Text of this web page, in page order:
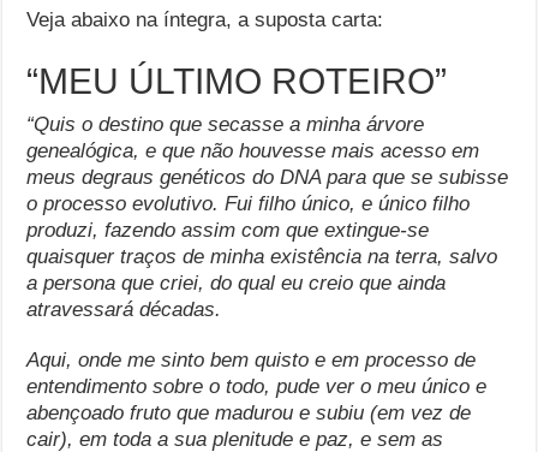
Veja abaixo na íntegra, a suposta carta:
“MEU ÚLTIMO ROTEIRO”
“Quis o destino que secasse a minha árvore
genealógica, e que não houvesse mais acesso em
meus degraus genéticos do DNA para que se subisse
o processo evolutivo. Fui filho único, e único filho
produzi, fazendo assim com que extingue-se
quaisquer traços de minha existência na terra, salvo
a persona que criei, do qual eu creio que ainda
atravessará décadas.
Aqui, onde me sinto bem quisto e em processo de
entendimento sobre o todo, pude ver o meu único e
abençoado fruto que madurou e subiu (em vez de
cair), em toda a sua plenitude e paz, e sem as